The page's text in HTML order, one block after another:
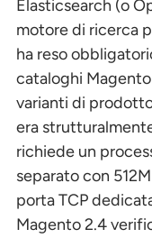
Elasticsearch (o
motore di ricerca
ha reso
cataloghi
varianti di
era
richiede un
separato con
porta TCP
Magento 2.4